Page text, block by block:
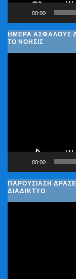
00:00
ΗΜΈΡΑ ΑΣΦΑΛΟΎΣ
ΤΟ ΝΟΗΣΙΣ
00:00
ΠΑΡΟΥΣΊΑΣΗ
ΔΙΑΔΊΚΤΥΟ